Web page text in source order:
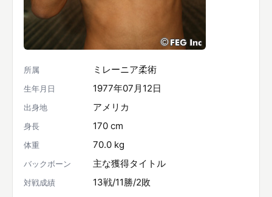
所属 ミレーニア柔術
生年月日 1977年07月12日
出身地 アメリカ
身長 170 cm
体重 70.0 kg
バックボーン 主な獲得タイトル
対戦成績 13戦/11勝/2敗